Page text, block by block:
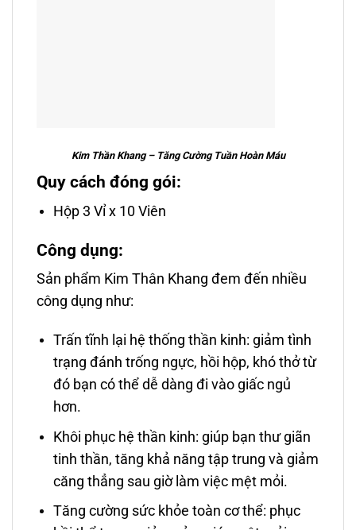
Kim Thần Khang – Tăng Cường Tuần Hoàn Máu
Quy cách đóng gói:
Hộp 3 Vỉ x 10 Viên
Công dụng:
Sản phẩm Kim Thân Khang đem đến nhiều
công dụng như:
Trấn tĩnh lại hệ thống thần kinh: giảm tình
trạng đánh trống ngực, hồi hộp, khó thở từ
đó bạn có thể dễ dàng đi vào giấc ngủ
hơn.
Khôi phục hệ thần kinh: giúp bạn thư giãn
tinh thần, tăng khả năng tập trung và giảm
căng thẳng sau giờ làm việc mệt mỏi.
Tăng cường sức khỏe toàn cơ thể: phục